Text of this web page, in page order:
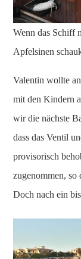
Wenn das Schiff
Apfelsinen
Valentin wollte
mit den Kindern
wir die nächste
dass das Ventil
provisorisch
zugenommen, so
Doch nach ein